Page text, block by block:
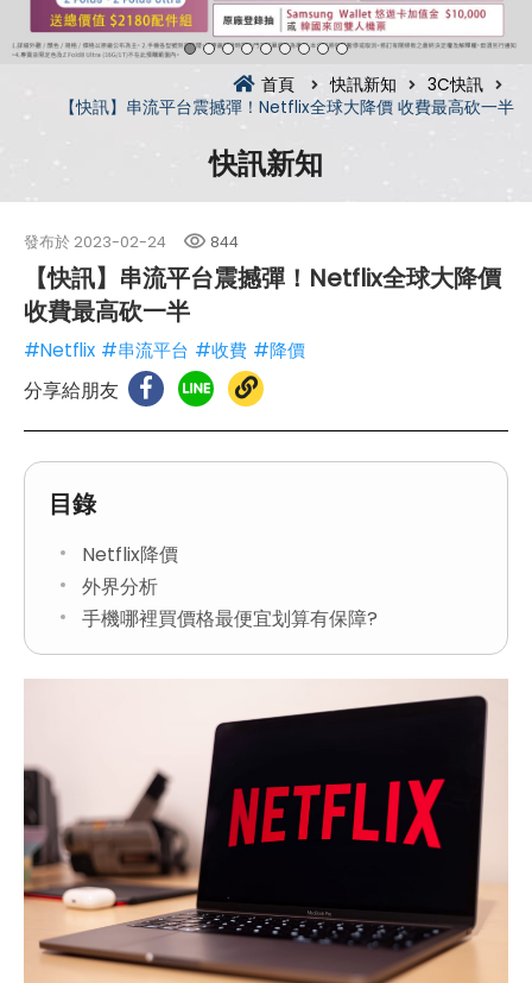
首頁 快訊新知
3C快訊
【快訊】串流平台震撼彈！Netflix全球大降價 收費最高砍一半
快訊新知
發布於 2023-02-24 844
【快訊】串流平台震撼彈！Netflix全球大降價
收費最高砍一半
#Netflix #串流平台 #收費 #降價
分享給朋友
目錄
Netflix降價
外界分析
手機哪裡買價格最便宜划算有保障?